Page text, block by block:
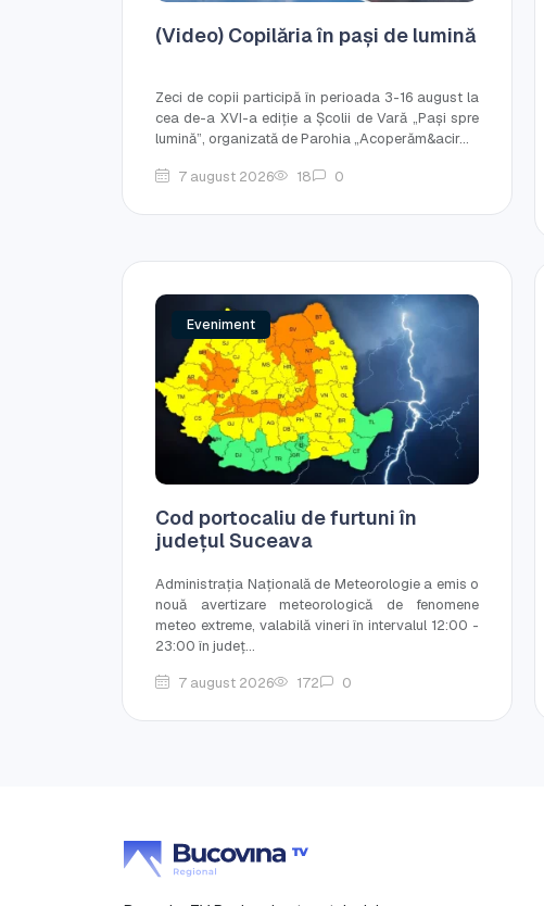
(Video) Copilăria în pași de lumină
Zeci de copii participă în perioada 3-16 august la
cea de-a XVI-a ediție a Școlii de Vară „Pași spre
lumină”, organizată de Parohia „Acoperăm&acir...
7 august 2026 18 0
Eveniment
Cod portocaliu de furtuni în
județul Suceava
Administrația Națională de Meteorologie a emis o
nouă avertizare meteorologică de fenomene
meteo extreme, valabilă vineri în intervalul 12:00 -
23:00 în județ...
7 august 2026
172 0